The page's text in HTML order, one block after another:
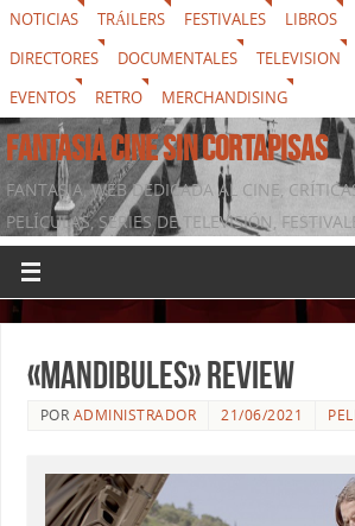
NOTICIAS TRÁILERS FESTIVALES LIBROS
DIRECTORES
DOCUMENTALES TELEVISION
EVENTOS
RETRO MERCHANDISING
FANTASIA CINE SIN CORTAPISAS
FANTASIA, WEB DEDICADA AL CINE,
PELÍCULAS, SERIES DE TELEVISIÓN,
DVD & BLURAY, MERCHANDISING Y TODO
SÉPTIMO ARTE
«Mandibules» review
POR ADMINISTRADOR 21/06/2021